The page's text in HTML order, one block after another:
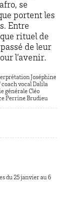
se
portent les
Entre
rituel de
de leur
l’avenir.
Joséphine
vocal Dalila
générale Cléo
Perrine Brudieu
du 25 janvier au 6